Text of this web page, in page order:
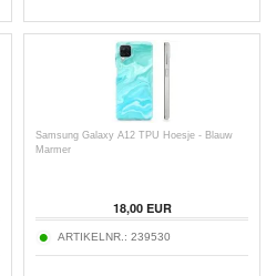
Samsung Galaxy A12 TPU Hoesje - Blauw
Marmer
18,00EUR
ARTIKELNR.: 239530